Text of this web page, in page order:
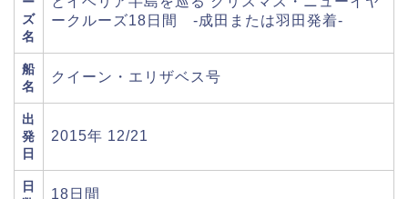
ズ
名
ークルーズ18日間 -成田または羽田発着-
船
名
クイーン・エリザベス号
出
発
日
2015年 12/21
日
18日間